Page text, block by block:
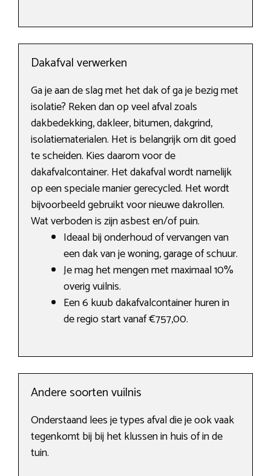
Dakafval verwerken
Ga je aan de slag met het dak of ga je bezig met
isolatie? Reken dan op veel afval zoals
dakbedekking, dakleer, bitumen, dakgrind,
isolatiematerialen. Het is belangrijk om dit goed
te scheiden. Kies daarom voor de
dakafvalcontainer. Het dakafval wordt namelijk
op een speciale manier gerecycled. Het wordt
bijvoorbeeld gebruikt voor nieuwe dakrollen.
Wat verboden is zijn asbest en/of puin.
Ideaal bij onderhoud of vervangen van
een dak van je woning, garage of schuur.
Je mag het mengen met maximaal 10%
overig vuilnis.
Een 6 kuub dakafvalcontainer huren in
de regio start vanaf €757,00.
Andere soorten vuilnis
Onderstaand lees je types afval die je ook vaak
tegenkomt bij bij het klussen in huis of in de
tuin.